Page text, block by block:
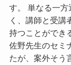
す。 単なる一
く、講師と受講
持つことができ
佐野先生のセミ
たが、案外そう